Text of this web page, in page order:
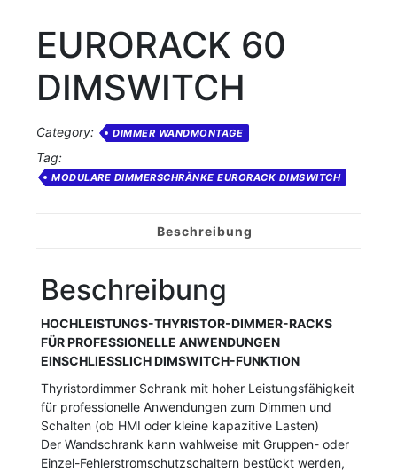
EURORACK 60
DIMSWITCH
Category: DIMMER WANDMONTAGE
Tag:
MODULARE DIMMERSCHRÄNKE EURORACK DIMSWITCH
Beschreibung
Beschreibung
HOCHLEISTUNGS-THYRISTOR-DIMMER-RACKS
FÜR PROFESSIONELLE ANWENDUNGEN
EINSCHLIESSLICH DIMSWITCH-FUNKTION
Thyristordimmer Schrank mit hoher Leistungsfähigkeit
für professionelle Anwendungen zum Dimmen und
Schalten (ob HMI oder kleine kapazitive Lasten)
Der Wandschrank kann wahlweise mit Gruppen- oder
Einzel-Fehlerstromschutzschaltern bestückt werden,